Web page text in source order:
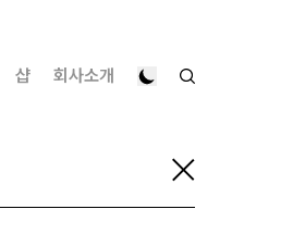
샵 회사소개